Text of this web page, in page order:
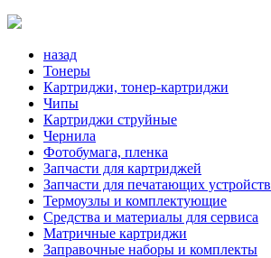
назад
Тонеры
Картриджи, тонер-картриджи
Чипы
Картриджи струйные
Чернила
Фотобумага, пленка
Запчасти для картриджей
Запчасти для печатающих устройств
Термоузлы и комплектующие
Средства и материалы для сервиса
Матричные картриджи
Заправочные наборы и комплекты